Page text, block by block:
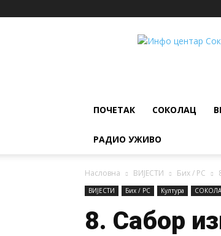
ИНФО
ПОЧЕТАК СОКОЛАЦ
РАДИО УЖИВО
Насловна ВИЈЕСТИ Бих / РС
ВИЈЕСТИ Бих / РС Култура
8. Сабор